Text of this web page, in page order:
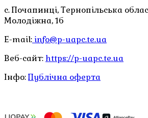
с. Почапинці, Тернопільська
Молодіжна, 1б
E-mail: info@p-uapc.te.ua
Веб-сайт: https://p-uapc.te.ua
Інфо:Публічна оферта